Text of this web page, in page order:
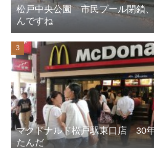
松戸中央公園 市民プール閉鎖
んですね
マクドナルド松戸駅東口店 30
たんだ